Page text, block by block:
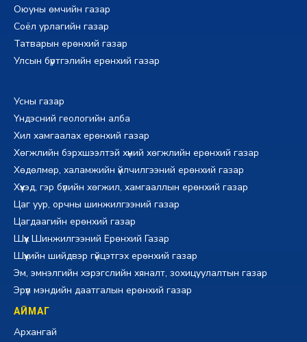
Оюуны өмчийн газар
Соёл урлагийн газар
Татварын ерөнхий газар
Улсын бүртгэлийн ерөнхий газар
Усны газар
Үндэсний геологийн алба
Хил хамгаалах ерөнхий газар
Хөгжлийн бэрхшээлтэй хүний хөгжлийн ерөнхий газар
Хөдөлмөр, халамжийн үйлчилгээний ерөнхий газар
Хүүхэд, гэр бүлийн хөгжил, хамгааллын ерөнхий газар
Цаг уур, орчны шинжилгээний газар
Цагдаагийн ерөнхий газар
Шүүх Шинжилгээний Ерөнхий Газар
Шүүхийн шийдвэр гүйцэтгэх ерөнхий газар
Эм, эмнэлгийн хэрэгслийн хяналт, зохицуулалтын газар
Эрүүл мэндийн даатгалын ерөнхий газар
АЙМАГ
Архангай